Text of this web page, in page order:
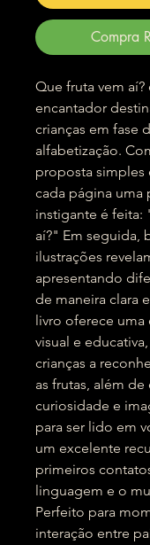
Compra
Que fruta vem aí?
encantador
crianças em fase
alfabetização.
proposta simples
cada página uma
instigante é feita:
aí?" Em seguida,
ilustrações
apresentando
de maneira clara
livro oferece uma
visual e
crianças a
as frutas, além de
curiosidade e
para ser lido em
um excelente
primeiros
linguagem e o
Perfeito para
interação entre